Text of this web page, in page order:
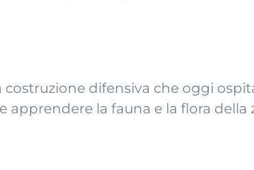
costruzione difensiva che oggi
apprendere la fauna e la flora della